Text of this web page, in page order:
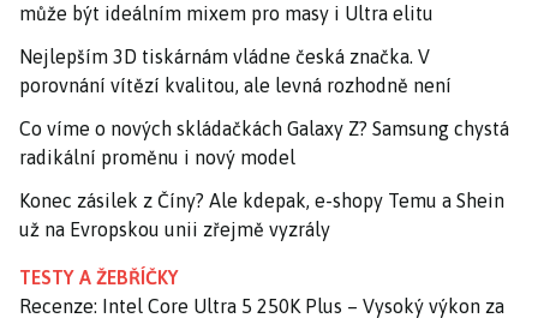
může být ideálním mixem pro masy i Ultra elitu
Nejlepším 3D tiskárnám vládne česká značka. V
porovnání vítězí kvalitou, ale levná rozhodně není
Co víme o nových skládačkách Galaxy Z? Samsung chystá
radikální proměnu i nový model
Konec zásilek z Číny? Ale kdepak, e-shopy Temu a Shein
už na Evropskou unii zřejmě vyzrály
TESTY A ŽEBŘÍČKY
Recenze: Intel Core Ultra 5 250K Plus – Vysoký výkon za